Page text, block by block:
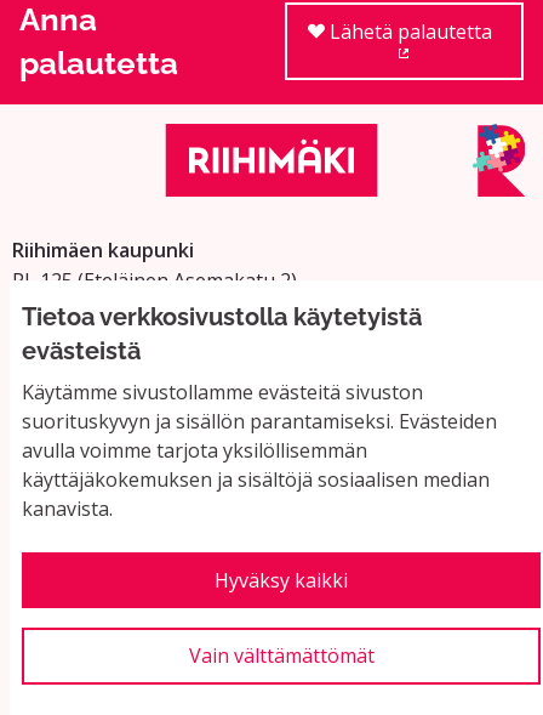
Tietoa verkkosivustolla käytetyistä
evästeistä
Käytämme sivustollamme evästeitä sivuston
suorituskyvyn ja sisällön parantamiseksi. Evästeiden
avulla voimme tarjota yksilöllisemmän
käyttäjäkokemuksen ja sisältöjä sosiaalisen median
kanavista.
Hyväksy kaikki
Vain välttämättömät
Anna
palautetta
Lähetä palautetta
Riihimäen kaupunki
PL 125 (Eteläinen Asemakatu 2)
11101 Riihimäki
Vaihde: 019 758 4000
Sähköpostiosoitteet:
etunimi.sukunimi@riihimaki.fi
Yhteystiedot ja usein kysyttyä
Käyttöehdot
Evästeasetukset